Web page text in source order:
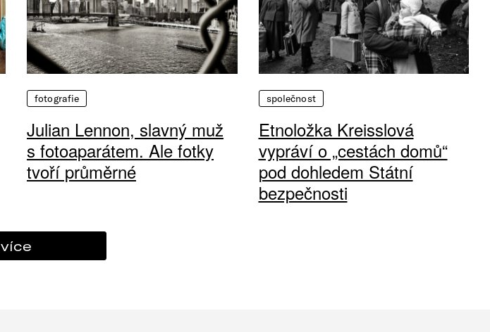
fotografie
Julian Lennon, slavný muž
s fotoaparátem. Ale fotky
tvoří průměrné
společnost
Etnoložka Kreisslová
vypráví o „cestách domů“
pod dohledem Státní
bezpečnosti
více